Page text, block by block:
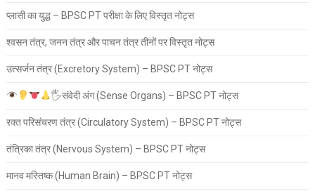
प्लासी का युद्ध – BPSC PT परीक्षा के लिए विस्तृत नोट्स
श्वसन तंत्र, जनन तंत्र और पाचन तंत्र तीनों पर विस्तृत नोट्स
उत्सर्जन तंत्र (Excretory System) – BPSC PT नोट्स
🖐संवेदी अंग (Sense Organs) – BPSC PT नोट्स
रक्त परिसंचरण तंत्र (Circulatory System) – BPSC PT नोट्स
तंत्रिका तंत्र (Nervous System) – BPSC PT नोट्स
मानव मस्तिष्क (Human Brain) – BPSC PT नोट्स